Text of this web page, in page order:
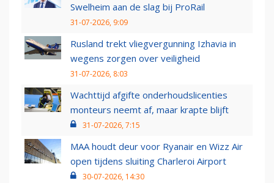
Swelheim aan de slag bij ProRail
31-07-2026, 9:09
Rusland trekt vliegvergunning Izhavia in
wegens zorgen over veiligheid
31-07-2026, 8:03
Wachttijd afgifte onderhoudslicenties
monteurs neemt af, maar krapte blijft
31-07-2026, 7:15
MAA houdt deur voor Ryanair en Wizz Air
open tijdens sluiting Charleroi Airport
30-07-2026, 14:30